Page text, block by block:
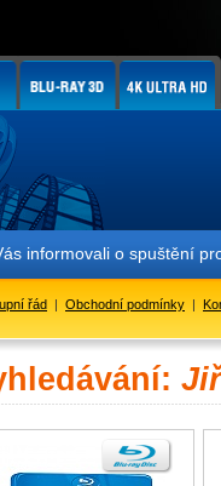
o spuštění
řád | Obchodní podmínky |